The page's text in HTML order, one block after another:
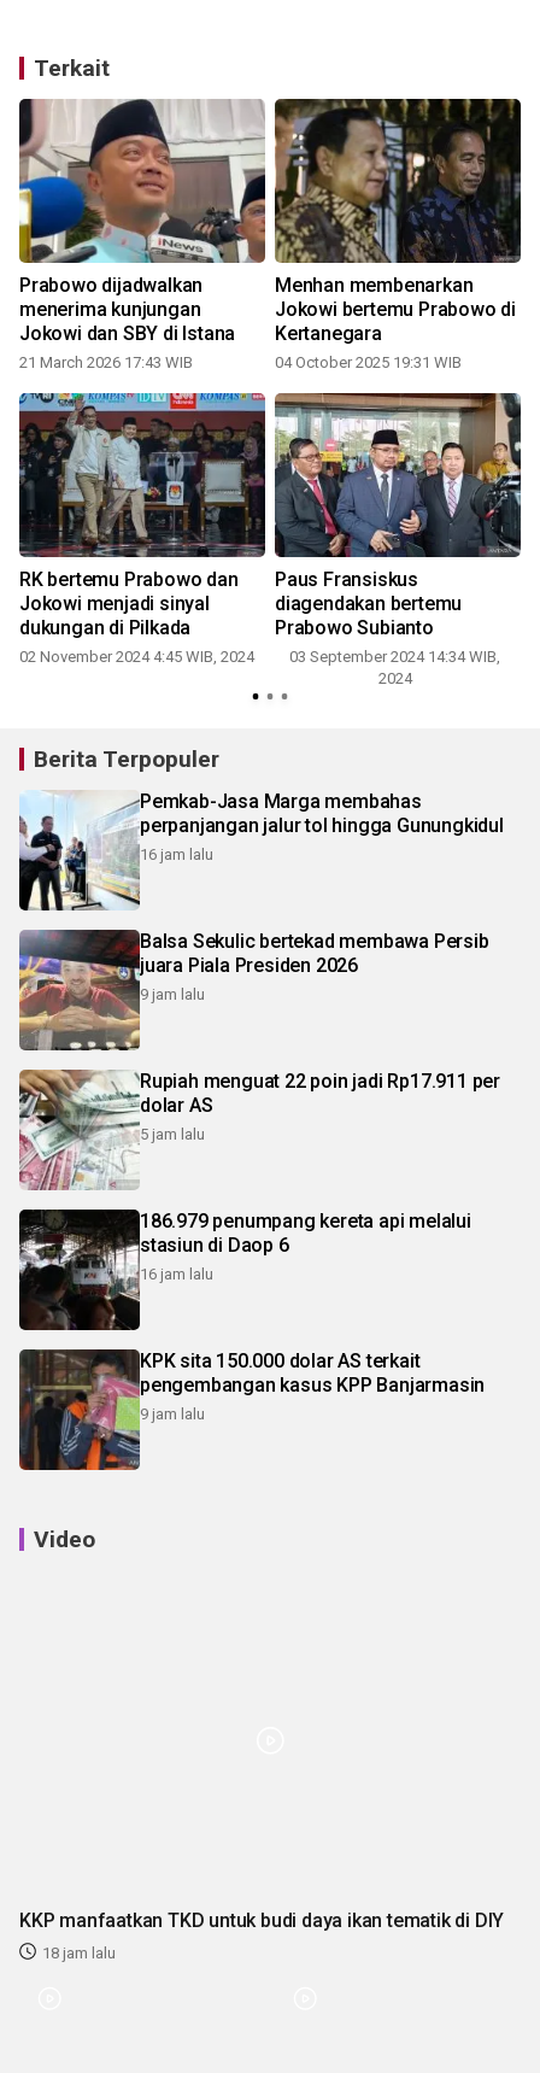
Terkait
Prabowo dijadwalkan
menerima kunjungan
Jokowi dan SBY di Istana
21 March 2026 17:43 WIB
Menhan membenarkan
Jokowi bertemu Prabowo di
Kertanegara
04 October 2025 19:31 WIB
RK bertemu Prabowo dan
Jokowi menjadi sinyal
dukungan di Pilkada
02 November 2024 4:45 WIB, 2024
Paus Fransiskus
diagendakan bertemu
Prabowo Subianto
03 September 2024 14:34 WIB,
2024
Berita Terpopuler
Pemkab-Jasa Marga membahas
perpanjangan jalur tol hingga Gunungkidul
16 jam lalu
Balsa Sekulic bertekad membawa Persib
juara Piala Presiden 2026
9 jam lalu
Rupiah menguat 22 poin jadi Rp17.911 per
dolar AS
5 jam lalu
186.979 penumpang kereta api melalui
stasiun di Daop 6
16 jam lalu
KPK sita 150.000 dolar AS terkait
pengembangan kasus KPP Banjarmasin
9 jam lalu
Video
KKP manfaatkan TKD untuk budi daya ikan tematik di DIY
18 jam lalu